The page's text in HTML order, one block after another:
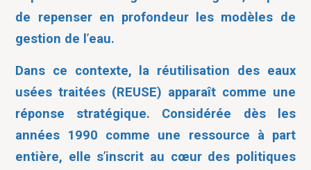
de repenser en profondeur les modèles de
gestion de l’eau.
Dans ce contexte, la réutilisation des eaux
usées traitées (REUSE) apparaît comme une
réponse stratégique. Considérée dès les
années 1990 comme une ressource à part
entière, elle s’inscrit au cœur des politiques